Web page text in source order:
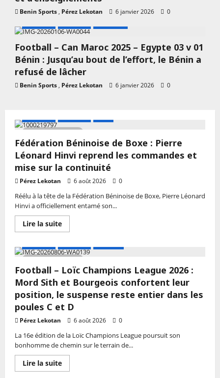
Benin Sports , Pérez Lekotan 6 janvier 2026
0
Football – Can Maroc 2025 – Egypte 03 v 01
Bénin : Jusqu’au bout de l’effort, le Bénin a
refusé de lâcher
Benin Sports , Pérez Lekotan 6 janvier 2026 0
Fédération Béninoise de Boxe : Pierre
Léonard Hinvi reprend les commandes et
mise sur la continuité
Pérez Lekotan 6 août 2026 0
Réélu à la tête de la Fédération Béninoise de Boxe, Pierre Léonard
Hinvi a officiellement entamé son...
Lire la suiteEn
savoir
Fédération
Béninoise
Boxe
Pierre
Léonard
Hinvi
reprend
les
commandes
mise
sur
la
continuité
Football – Loïc Champions League 2026 :
Mord Sith et Bourgeois confortent leur
position, le suspense reste entier dans les
poules C et D
Pérez Lekotan 6 août 2026 0
La 16e édition de la Loïc Champions League poursuit son
bonhomme de chemin sur le terrain de...
Lire la suiteEn
savoir
Pagination
des
publications